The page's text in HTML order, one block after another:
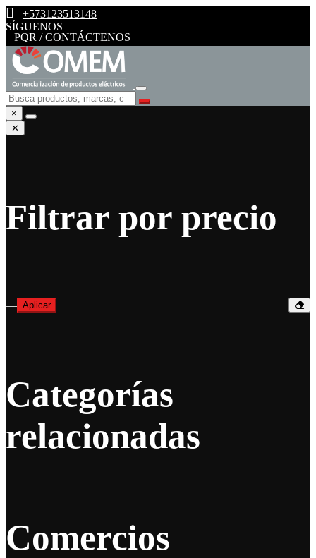
+573123513148
SÍGUENOS
PQR / CONTÁCTENOS
×
✕
Filtrar por precio
— Aplicar
Categorías
relacionadas
Comercios